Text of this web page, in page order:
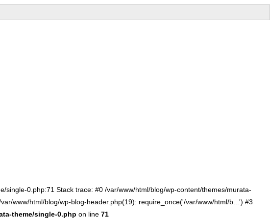
0.php:71 Stack trace: #0 /var/www/html/blog/wp-content/themes/murata-
www/html/blog/wp-blog-header.php(19): require_once('/var/www/html/b...') #3
theme/single-0.php on line 71